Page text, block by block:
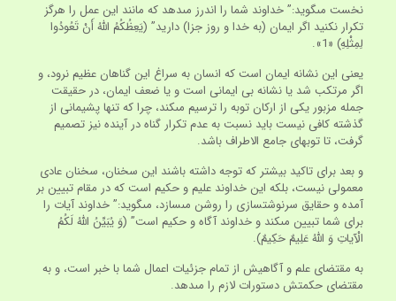
نخست مى‏گويد:” خداوند شما را اندرز مى‏دهد كه مانند اين عمل را هرگز
تكرار نكنيد اگر ايمان (به خدا و روز جزا) داريد” (يَعِظُكُمُ اللَّهُ أَنْ تَعُودُوا
لِمِثْلِهِ) «1».
يعنى اين نشانه ايمان است كه انسان به سراغ اين گناهان عظيم نرود، و
اگر مرتكب شد يا نشانه بى ايمانى است و يا ضعف ايمان، در حقيقت
جمله مزبور يكى از اركان توبه را ترسيم مى‏كند، چرا كه تنها پشيمانى از
گذشته كافى نيست بايد نسبت به عدم تكرار گناه در آينده نيز تصميم
گرفت، تا توبه‏اى جامع الاطراف باشد.
و بعد براى تاكيد بيشتر كه توجه داشته باشند اين سخنان، سخنان عادى
معمولى نيست، بلكه اين خداوند عليم و حكيم است كه در مقام تبيين بر
آمده و حقايق سرنوشت‏سازى را روشن مى‏سازد، مى‏گويد:” خداوند آيات را
براى شما تبيين مى‏كند و خداوند آگاه و حكيم است” (وَ يُبَيِّنُ اللَّهُ لَكُمُ
الْآياتِ وَ اللَّهُ عَلِيمٌ حَكِيمٌ).
به مقتضاى علم و آگاهيش از تمام جزئيات اعمال شما با خبر است، و به
مقتضاى حكمتش دستورات لازم را مى‏دهد.